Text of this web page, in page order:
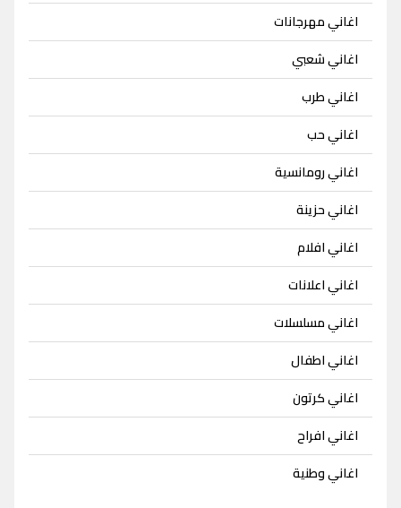
اغاني مهرجانات
اغاني شعبي
اغاني طرب
اغاني حب
اغاني رومانسية
اغاني حزينة
اغاني افلام
اغاني اعلانات
اغاني مسلسلات
اغاني اطفال
اغاني كرتون
اغاني افراح
اغاني وطنية